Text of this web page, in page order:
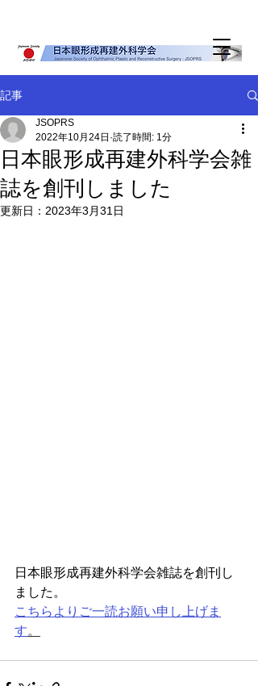
記事
日本眼形成再建外科学会雑
誌を創刊しました
JSOPRS
2022年10月24日 読了時間: 1分
更新日： 2023年3月31日
日本眼形成再建外科学会雑誌を創刊し
ました。
こちらよりご一読お願い申し上げま
す。